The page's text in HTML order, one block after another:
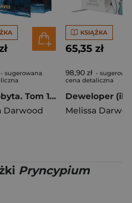
- sugerowana
Niezdobyta. Tom 1-2 (ilustrowane brzegi)
Darwood
KSIĄŻKA
65,35 zł
98,90 zł -
cena detaliczna
Melissa
Pryncypium